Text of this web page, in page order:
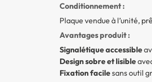
Conditionnement :
Plaque vendue à l’unité,
Avantages produit :
Signalétique accessible
Design sobre et lisible
Fixation facilesans outil